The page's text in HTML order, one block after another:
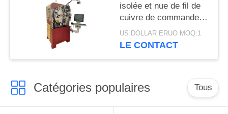
isolée et nue de fil de
cuivre de commande
numérique par
ordinateur rotatoire
US DOLLAR ERUO MOQ:1
LE CONTACT
Catégories populaires Tous